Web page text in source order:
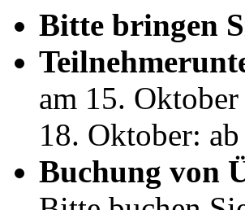
Bitte bringen
am 15.
18. Oktober:
Buchung von